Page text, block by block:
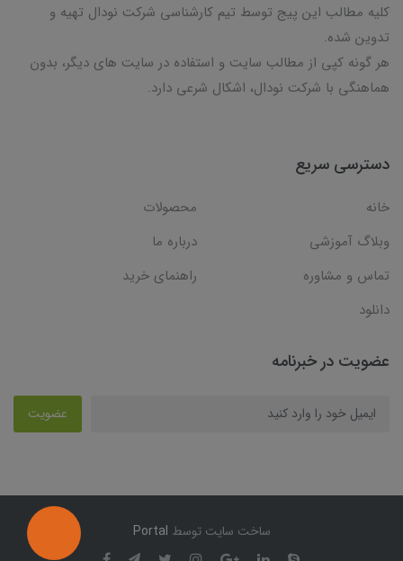
کلیه مطالب این پیج توسط تیم کارشناسی شرکت نودال تهیه و
تدوین شده.
هر گونه کپی از مطالب سایت و استفاده در سایت های دیگر، بدون
هماهنگی با شرکت نودال، اشکال شرعی دارد.
دسترسی سریع
خانه
محصولات
وبلاگ آموزشی
درباره ما
تماس و مشاوره
راهنمای خرید
دانلود
عضویت در خبرنامه
عضویت
ساخت سایت توسط Portal